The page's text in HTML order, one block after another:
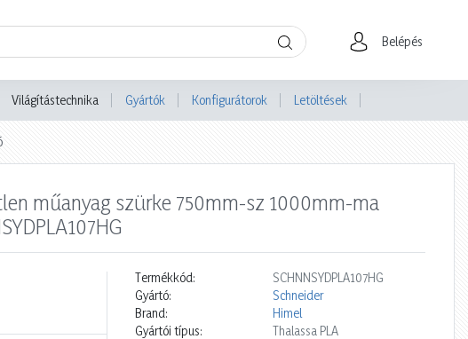
Belépés
Világítástechnika Gyártók Konfigurátorok Letöltések
műanyag szürke 750mm-sz 1000mm-ma
Termékkód:
SCHNNSYDPLA107HG
Gyártó:
Schneider
Brand:
Himel
Gyártói típus:
Thalassa PLA